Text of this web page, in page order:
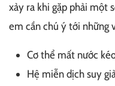
xảy ra khi gặp phải một
em cần chú ý tới những
Cơ thể mất nước
Hệ miễn dịch suy